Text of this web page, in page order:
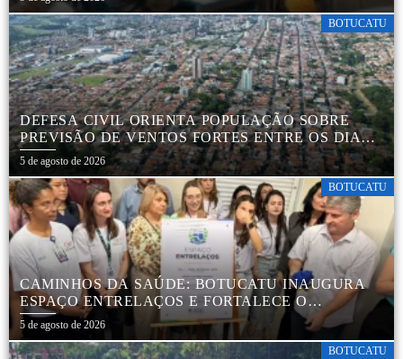
BOTUCATU
DEFESA CIVIL ORIENTA POPULAÇÃO SOBRE
PREVISÃO DE VENTOS FORTES ENTRE OS DIAS 6
E 9 DE AGOSTO
5 de agosto de 2026
BOTUCATU
CAMINHOS DA SAÚDE: BOTUCATU INAUGURA
ESPAÇO ENTRELAÇOS E FORTALECE O
CUIDADO ESPECIALIZADO COM CRIANÇAS E
FAMÍLIAS
5 de agosto de 2026
BOTUCATU